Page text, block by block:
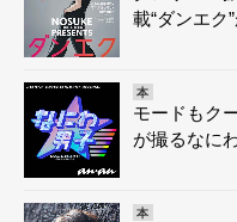
載“ダンエク
本
モードもク
が撮るなに
本